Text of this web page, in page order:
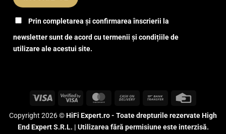
Prin completarea și confirmarea înscrierii la
newsletter sunt de acord cu termenii și condițiile de
utilizare ale acestui site.
Visa
Visa
MasterCardCash
Delivery
Bank
Copyright 2026 ©HiFi Expert.ro - Toate drepturile rezervate High
End Expert S.R.L. | Utilizarea fără permisiune este interzisă.